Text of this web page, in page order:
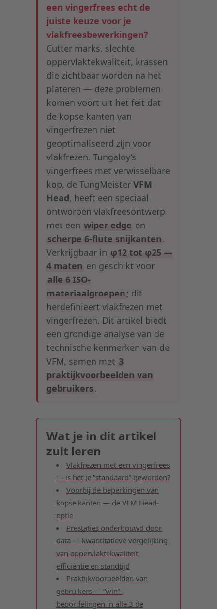
een vingerfrees echt de
juiste keuze voor je
vlakfreesbewerkingen?
Cutter marks, slechte
oppervlaktekwaliteit, krassen
die zichtbaar worden na het
plateren — deze problemen
komen voort uit het feit dat
de kopse kanten van
vingerfrezen niet
geoptimaliseerd zijn voor
vlakfrezen. Tungaloy’s
vingerfrees met verwisselbare
kop, de TungMeister VFM
Head, heeft een speciaal
ontworpen vlakfreesontwerp
met een wiper edge en
scherpe 6-flute snijkanten.
Verkrijgbaar in φ12 tot φ25 —
4 maten en geschikt voor
alle 6 ISO-
materiaalgroepen; dit
herdefinieert vlakfrezen met
vingerfrezen. Dit artikel biedt
een grondige analyse van de
technische kenmerken van de
VFM, samen met 3
praktijkvoorbeelden van
gebruikers.
Wat je in dit artikel
zult leren
Vlakfrezen met een vingerfrees
— is het je “standaard” geworden?
Voorbij de beperkingen van
kopse kanten — de VFM Head-
optie
Prestaties onderbouwd door
data — kwantitatieve vergelijking
van oppervlaktekwaliteit,
efficiëntie en standtijd
Praktijkvoorbeelden van
gebruikers — “win”-
beoordelingen in alle 3 de